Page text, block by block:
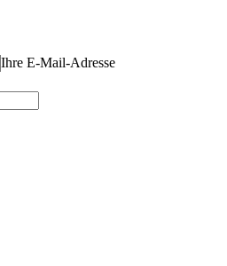
Ihre E-Mail-Adresse